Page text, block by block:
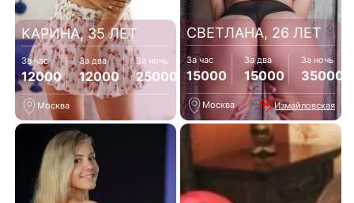
КАРИНА, 35 ЛЕТ
За час
12000
За два
12000
За ночь
25000
Москва
СВЕТЛАНА, 26 ЛЕТ
За час
15000
За два
15000
За ночь
35000
Москва Измайловская